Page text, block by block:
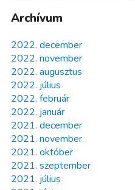
Archívum
2022. december
2022. november
2022. augusztus
2022. július
2022. február
2022. január
2021. december
2021. november
2021. október
2021. szeptember
2021. július